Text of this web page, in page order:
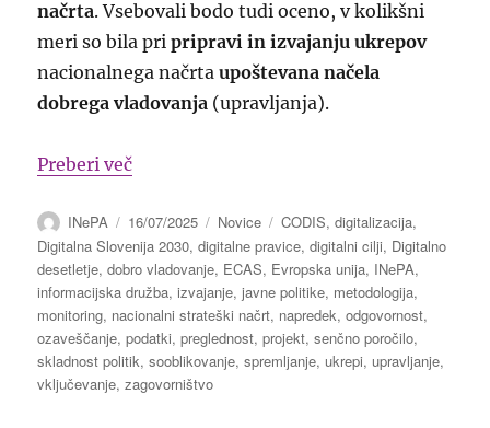
načrta. Vsebovali bodo tudi oceno, v kolikšni
meri so bila pripripravi in izvajanju ukrepov
nacionalnega načrtaupoštevana načela
dobrega vladovanja (upravljanja).
Preberi več“Sooblikovanje javnih politik digitalne
Avtor
INePA
Objavljeno
dne
16/07/2025 Kategorije
Novice Oznake
CODIS,digitalizacija,
Digitalna Slovenija 2030,digitalne pravice,digitalni cilji, Digitalno
desetletje,dobro vladovanje, ECAS, Evropska unija, INePA,
informacijska družba,izvajanje,javne politike, metodologija,
monitoring, nacionalni strateški načrt, napredek,odgovornost,
ozaveščanje,podatki,preglednost,projekt,senčno poročilo,
skladnost politik,sooblikovanje,spremljanje, ukrepi, upravljanje,
vključevanje,zagovorništvo